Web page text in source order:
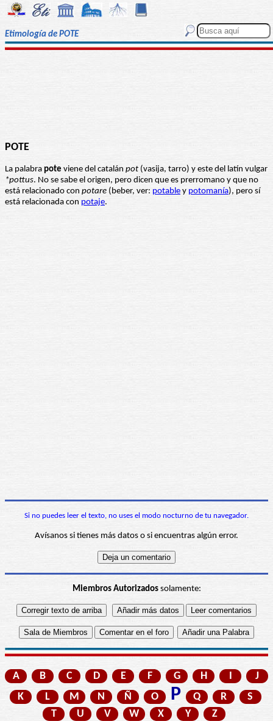
Etimología de POTE
POTE
La palabra pote viene del catalán pot (vasija, tarro) y este del latín vulgar
*pottus. No se sabe el origen, pero dicen que es prerromano y que no
está relacionado con potare (beber, ver: potable y potomanía), pero sí
está relacionada con potaje.
Si no puedes leer el texto, no uses el modo nocturno de tu navegador.
Avísanos si tienes más datos o si encuentras algún error.
Miembros Autorizadossolamente:
A B C D E F G H I
J
K
L M N Ñ O P Q R
S
T
U V W X Y Z